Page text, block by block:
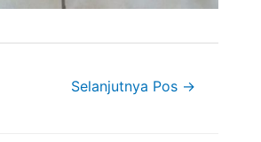
Selanjutnya Pos →